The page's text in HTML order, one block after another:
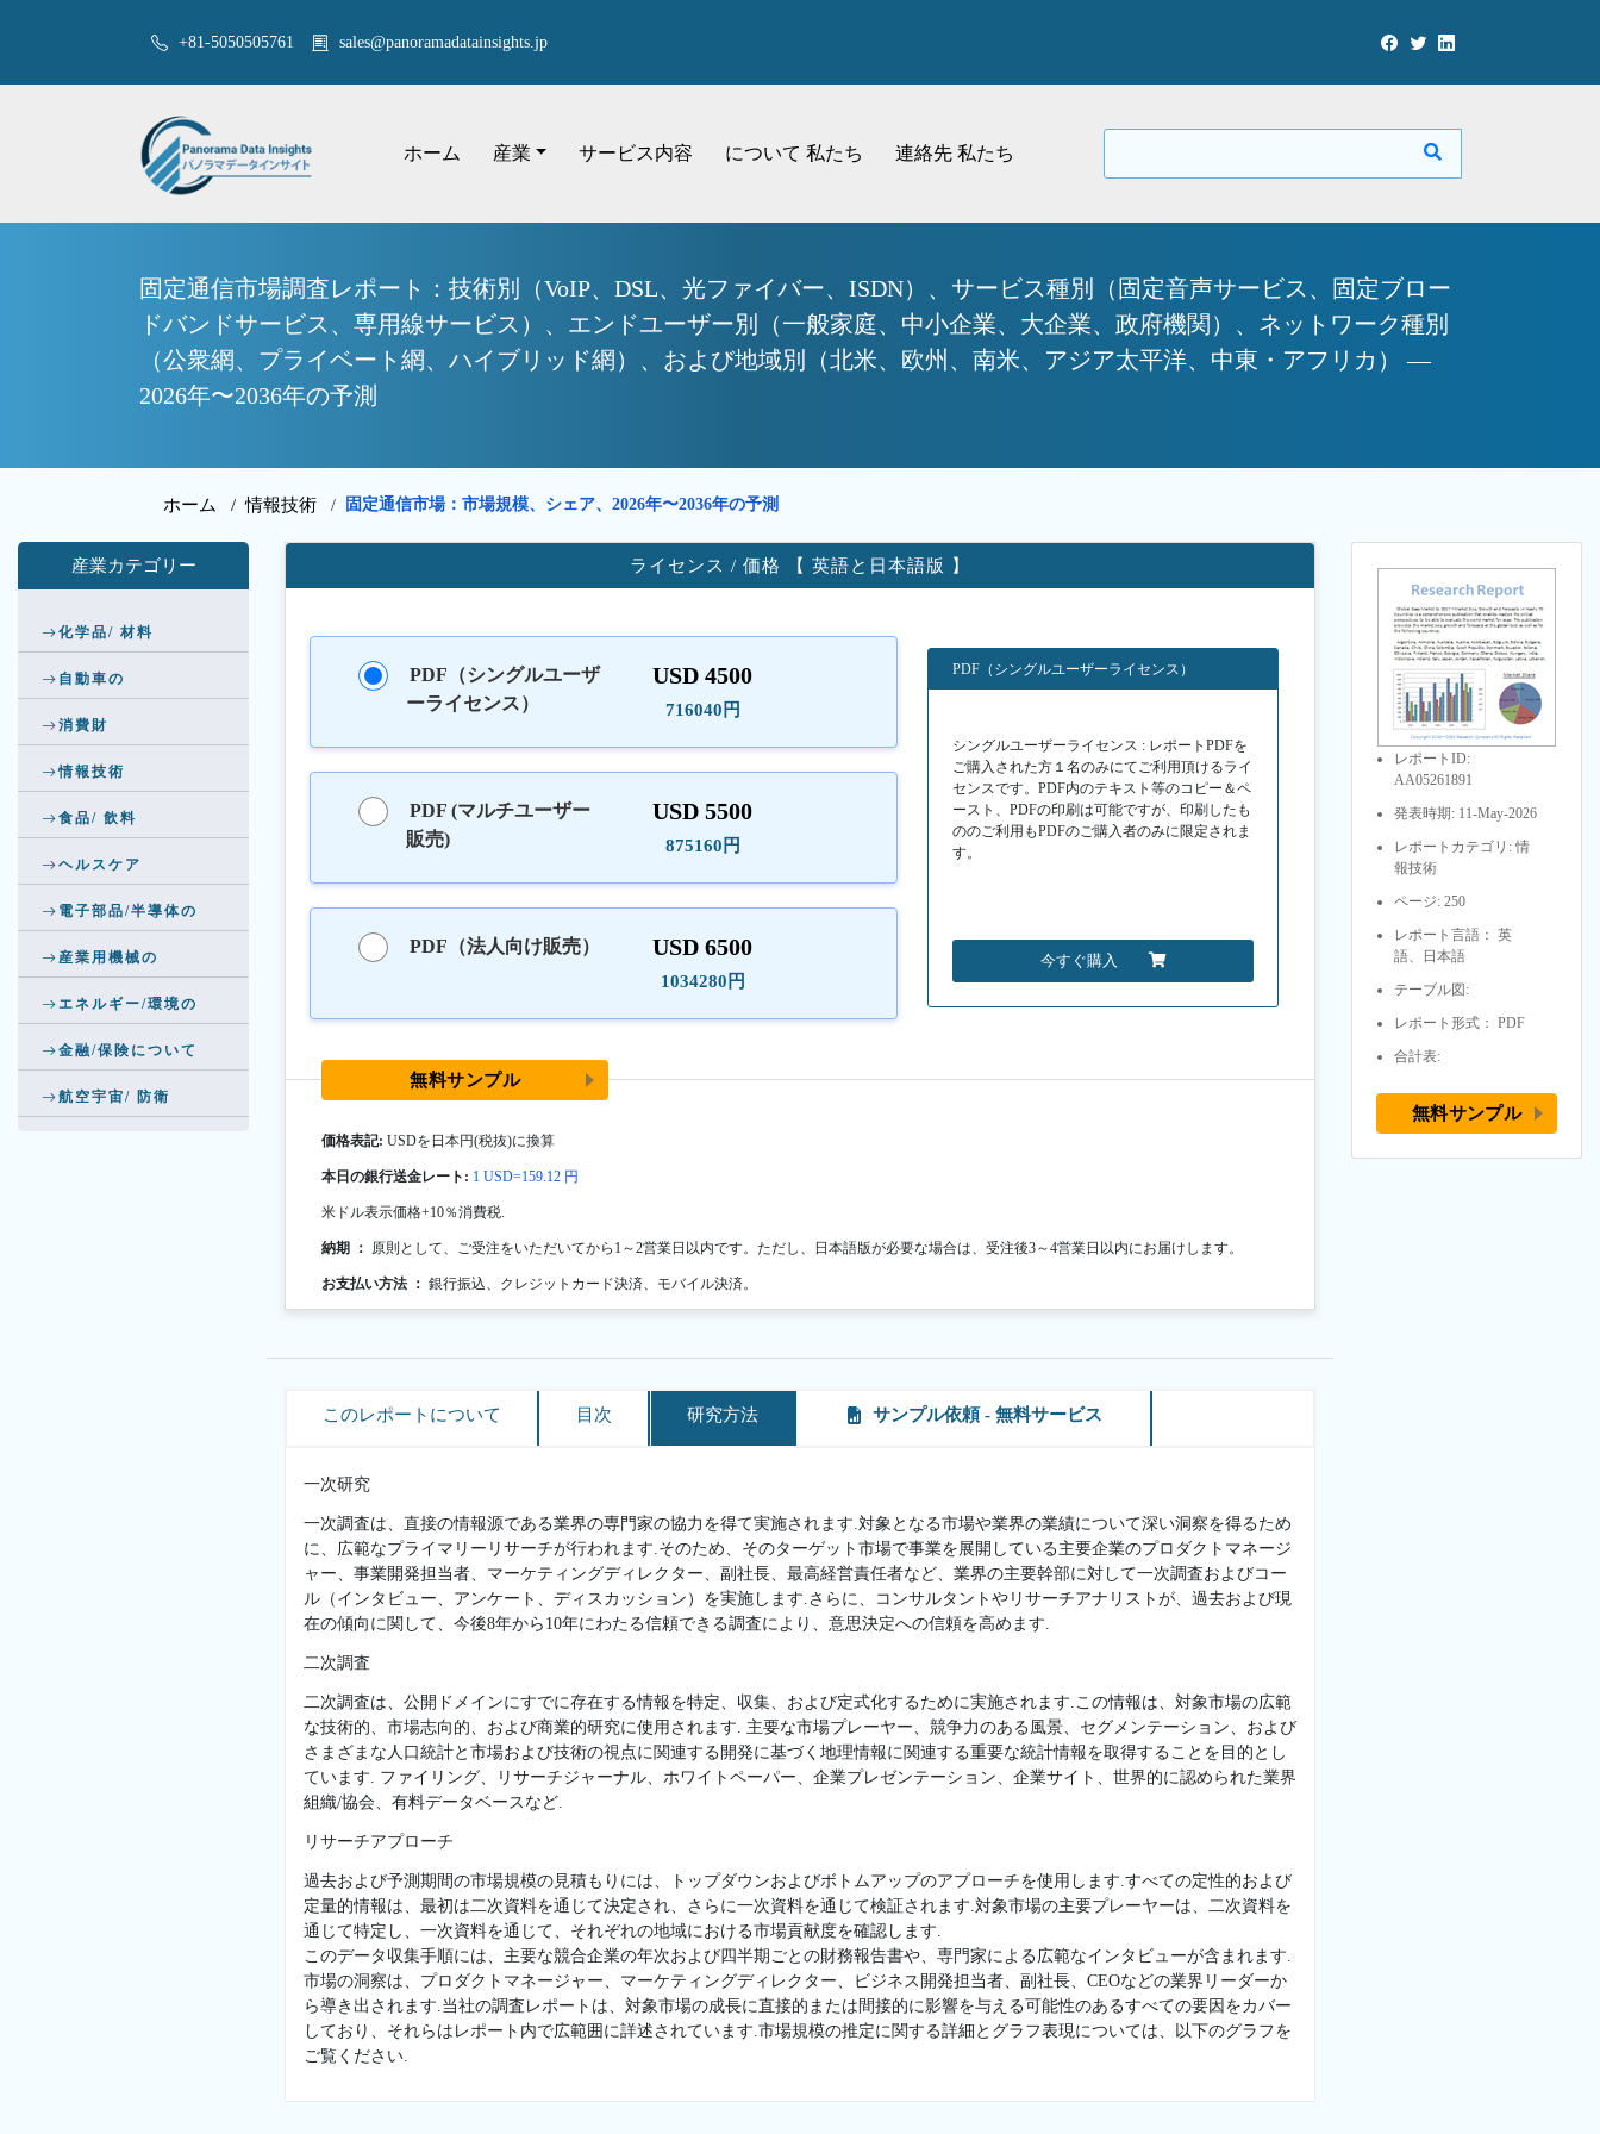
+81-5050505761 sales@panoramadatainsights.jp
ホーム 産業 サービス内容 について 私たち 連絡先 私たち
固定通信市場調査レポート：技術別（VoIP、DSL、光ファイバー、ISDN）、サービス種別（固定音声サービス、固定ブロー
ドバンドサービス、専用線サービス）、エンドユーザー別（一般家庭、中小企業、大企業、政府機関）、ネットワーク種別
（公衆網、プライベート網、ハイブリッド網）、および地域別（北米、欧州、南米、アジア太平洋、中東・アフリカ） —
2026年〜2036年の予測
ホーム /情報技術 / 固定通信市場：市場規模、シェア、2026年〜2036年の予測
産業カテゴリー
化学品/ 材料
自動車の
消費財
情報技術
食品/ 飲料
ヘルスケア
電子部品/半導体の
産業用機械の
エネルギー/環境の
金融/保険について
航空宇宙/ 防衛
ライセンス / 価格 【 英語と日本語版 】
PDF（シングルユーザ
ーライセンス）
USD 4500
716040円
PDF (マルチユーザー
販売)
USD 5500
875160円
PDF（法人向け販売） USD 6500
1034280円
PDF（シングルユーザーライセンス）
シングルユーザーライセンス : レポートPDFを
ご購入された方１名のみにてご利用頂けるライ
センスです。PDF内のテキスト等のコピー＆ペ
ースト、PDFの印刷は可能ですが、印刷したも
ののご利用もPDFのご購入者のみに限定されま
す。
今すぐ購入
無料サンプル
価格表記: USDを日本円(税抜)に換算
本日の銀行送金レート: 1 USD=159.12 円
米ドル表示価格+10％消費税.
納期 ： 原則として、ご受注をいただいてから1～2営業日以内です。ただし、日本語版が必要な場合は、受注後3～4営業日以内にお届けします。
お支払い方法 ： 銀行振込、クレジットカード決済、モバイル決済。
このレポートについて 目次 研究方法 サンプル依頼 - 無料サービス
一次研究
一次調査は、直接の情報源である業界の専門家の協力を得て実施されます.対象となる市場や業界の業績について深い洞察を得るため
に、広範なプライマリーリサーチが行われます.そのため、そのターゲット市場で事業を展開している主要企業のプロダクトマネージ
ャー、事業開発担当者、マーケティングディレクター、副社長、最高経営責任者など、業界の主要幹部に対して一次調査およびコー
ル（インタビュー、アンケート、ディスカッション）を実施します.さらに、コンサルタントやリサーチアナリストが、過去および現
在の傾向に関して、今後8年から10年にわたる信頼できる調査により、意思決定への信頼を高めます.
二次調査
二次調査は、公開ドメインにすでに存在する情報を特定、収集、および定式化するために実施されます.この情報は、対象市場の広範
な技術的、市場志向的、および商業的研究に使用されます. 主要な市場プレーヤー、競争力のある風景、セグメンテーション、および
さまざまな人口統計と市場および技術の視点に関連する開発に基づく地理情報に関連する重要な統計情報を取得することを目的とし
ています. ファイリング、リサーチジャーナル、ホワイトペーパー、企業プレゼンテーション、企業サイト、世界的に認められた業界
組織/協会、有料データベースなど.
リサーチアプローチ
過去および予測期間の市場規模の見積もりには、トップダウンおよびボトムアップのアプローチを使用します.すべての定性的および
定量的情報は、最初は二次資料を通じて決定され、さらに一次資料を通じて検証されます.対象市場の主要プレーヤーは、二次資料を
通じて特定し、一次資料を通じて、それぞれの地域における市場貢献度を確認します.
このデータ収集手順には、主要な競合企業の年次および四半期ごとの財務報告書や、専門家による広範なインタビューが含まれます.
市場の洞察は、プロダクトマネージャー、マーケティングディレクター、ビジネス開発担当者、副社長、CEOなどの業界リーダーか
ら導き出されます.当社の調査レポートは、対象市場の成長に直接的または間接的に影響を与える可能性のあるすべての要因をカバー
しており、それらはレポート内で広範囲に詳述されています.市場規模の推定に関する詳細とグラフ表現については、以下のグラフを
ご覧ください.
レポートID:
AA05261891
発表時期: 11-May-2026
レポートカテゴリ: 情
報技術
ページ: 250
レポート言語： 英
語、日本語
テーブル図:
レポート形式： PDF
合計表:
無料サンプル